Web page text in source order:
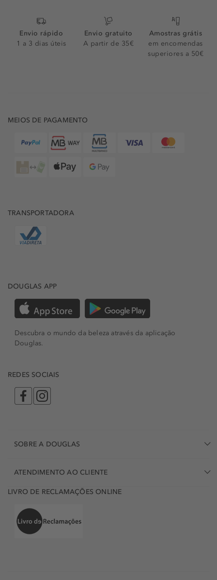
Envio rápido
1 a 3 dias úteis
Envio gratuito
A partir de 35€
Amostras grátis
em encomendas
superiores a 50€
MEIOS DE PAGAMENTO
TRANSPORTADORA
DOUGLAS APP
Descubra o mundo da beleza através da aplicação
Douglas.
REDES SOCIAIS
SOBRE A DOUGLAS
ATENDIMENTO AO CLIENTE
LIVRO DE RECLAMAÇÕES ONLINE